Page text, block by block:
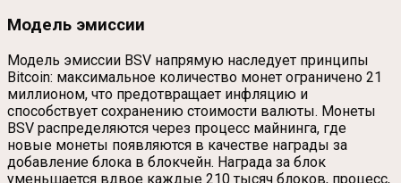
Модель эмиссии
Модель эмиссии BSV напрямую наследует принципы
Bitcoin: максимальное количество монет ограничено 21
миллионом, что предотвращает инфляцию и
способствует сохранению стоимости валюты. Монеты
BSV распределяются через процесс майнинга, где
новые монеты появляются в качестве награды за
добавление блока в блокчейн. Награда за блок
уменьшается вдвое каждые 210 тысяч блоков, процесс,